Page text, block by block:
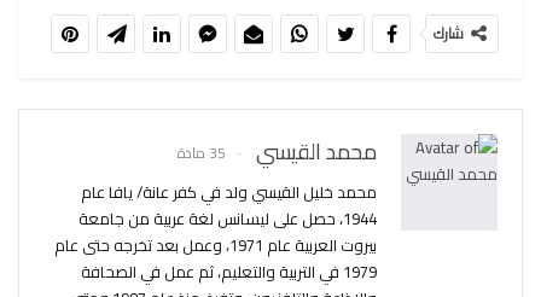
شارك
محمد القيسي 35 مادة
محمد خليل القيسي ولد في كفر عانة/ يافا عام
1944، حصل على ليسانس لغة عربية من جامعة
بيروت العربية عام 1971، وعمل بعد تخرجه حتى عام
1979 في التربية والتعليم، ثم عمل في الصحافة